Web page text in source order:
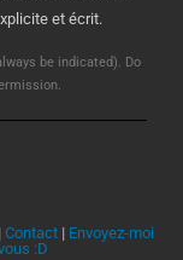
et écrit.
be indicated). Do
| Contact| Envoyez-moi
:D